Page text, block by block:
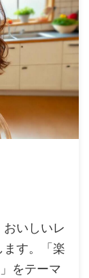
いしいレ
ます。「楽
をテーマ